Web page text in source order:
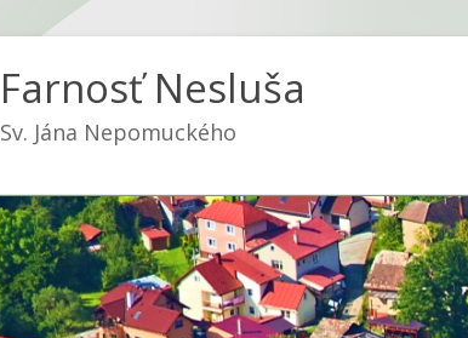
Farnosť Nesluša
Sv. Jána Nepomuckého